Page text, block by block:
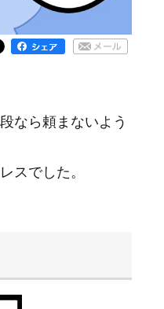
なら頼まないよう
スでした。